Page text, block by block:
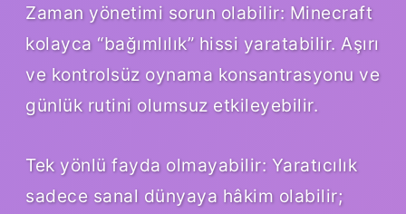
Zaman yönetimi sorun olabilir: Minecraft
kolayca “bağımlılık” hissi yaratabilir. Aşırı
ve kontrolsüz oynama konsantrasyonu ve
günlük rutini olumsuz etkileyebilir.
Tek yönlü fayda olmayabilir: Yaratıcılık
sadece sanal dünyaya hâkim olabilir;